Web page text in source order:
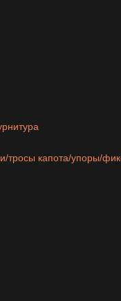
тросы капота/упоры/